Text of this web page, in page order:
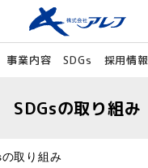
事業内容 SDGs 採用情報
SDGsの取り組み
取り組み